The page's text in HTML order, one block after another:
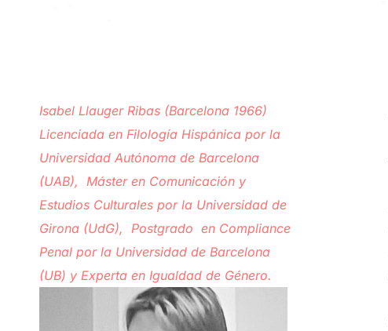
Isabel Llauger Ribas (Barcelona 1966)
Licenciada en Filología Hispánica por la
Universidad Autónoma de Barcelona
(UAB), Máster en Comunicación y
Estudios Culturales por la Universidad de
Girona (UdG), Postgrado en Compliance
Penal por la Universidad de Barcelona
(UB) y Experta en Igualdad de Género.